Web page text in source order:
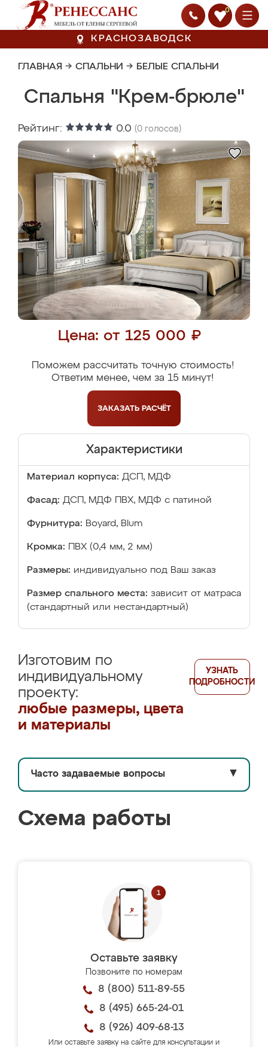
0
КРАСНОЗАВОДСК
ГЛАВНАЯ → СПАЛЬНИ → БЕЛЫЕ СПАЛЬНИ
Спальня "Крем-брюле"
Рейтинг: 0.0 (0 голосов)
Цена: от 125 000 ₽
Поможем рассчитать точную стоимость!
Ответим менее, чем за 15 минут!
ЗАКАЗАТЬ РАСЧЁТ
Характеристики
Материал корпуса: ДСП, МДФ
Фасад: ДСП, МДФ ПВХ, МДФ с патиной
Фурнитура: Boyard, Blum
Кромка: ПВХ (0,4 мм, 2 мм)
Размеры: индивидуально под Ваш заказ
Размер спального места: зависит от матраса
(стандартный или нестандартный)
Изготовим по
индивидуальному
проекту:
любые размеры, цвета
и материалы
УЗНАТЬ
ПОДРОБНОСТИ
Часто задаваемые вопросы ▼
Схема работы
Оставьте заявку
Позвоните по номерам
8 (800) 511-89-55
8 (495) 665-24-01
8 (926) 409-68-13
Или оставьте заявку на сайте для консультации и